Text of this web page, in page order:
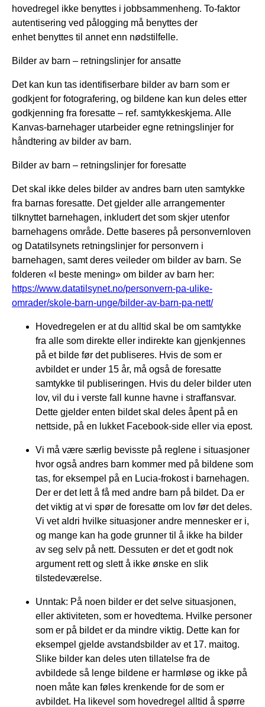
hovedregel ikke benyttes i jobbsammenheng. To-faktor
autentisering ved pålogging må benyttes der
enhet benyttes til annet enn nødstilfelle.
Bilder av barn – retningslinjer for ansatte
Det kan kun tas identifiserbare bilder av barn som er
godkjent for fotografering, og bildene kan kun deles etter
godkjenning fra foresatte – ref. samtykkeskjema. Alle
Kanvas-barnehager utarbeider egne retningslinjer for
håndtering av bilder av barn.
Bilder av barn – retningslinjer for foresatte
Det skal ikke deles bilder av andres barn uten samtykke
fra barnas foresatte. Det gjelder alle arrangementer
tilknyttet barnehagen, inkludert det som skjer utenfor
barnehagens område. Dette baseres på personvernloven
og Datatilsynets retningslinjer for personvern i
barnehagen, samt deres veileder om bilder av barn. Se
folderen «I beste mening» om bilder av barn her:
https://www.datatilsynet.no/personvern-pa-ulike-
omrader/skole-barn-unge/bilder-av-barn-pa-nett/
Hovedregelen er at du alltid skal be om samtykke
fra alle som direkte eller indirekte kan gjenkjennes
på et bilde før det publiseres. Hvis de som er
avbildet er under 15 år, må også de foresatte
samtykke til publiseringen. Hvis du deler bilder uten
lov, vil du i verste fall kunne havne i straffansvar.
Dette gjelder enten bildet skal deles åpent på en
nettside, på en lukket Facebook-side eller via epost.
Vi må være særlig bevisste på reglene i situasjoner
hvor også andres barn kommer med på bildene som
tas, for eksempel på en Lucia-frokost i barnehagen.
Der er det lett å få med andre barn på bildet. Da er
det viktig at vi spør de foresatte om lov før det deles.
Vi vet aldri hvilke situasjoner andre mennesker er i,
og mange kan ha gode grunner til å ikke ha bilder
av seg selv på nett. Dessuten er det et godt nok
argument rett og slett å ikke ønske en slik
tilstedeværelse.
Unntak: På noen bilder er det selve situasjonen,
eller aktiviteten, som er hovedtema. Hvilke personer
som er på bildet er da mindre viktig. Dette kan for
eksempel gjelde avstandsbilder av et 17. maitog.
Slike bilder kan deles uten tillatelse fra de
avbildede så lenge bildene er harmløse og ikke på
noen måte kan føles krenkende for de som er
avbildet. Ha likevel som hovedregel alltid å spørre